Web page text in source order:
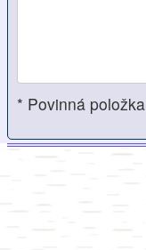
* Povinná položka